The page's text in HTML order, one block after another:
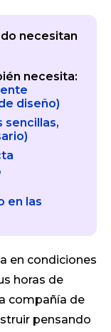
necesitan
necesita:
diseño)
sencillas,
en las
en condiciones
horas de
compañía de
pensando